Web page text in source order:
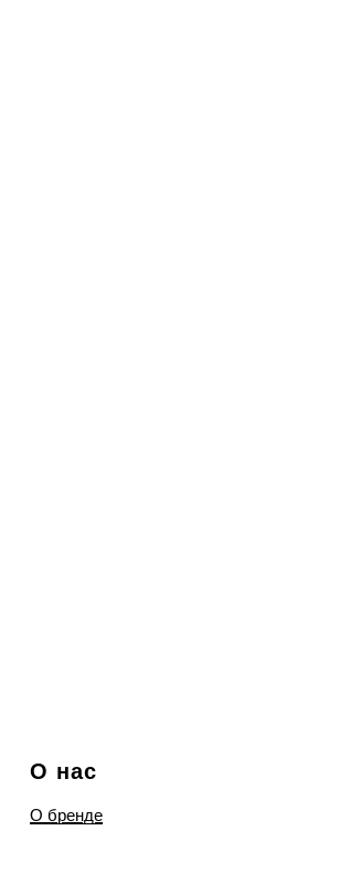
О нас
О бренде